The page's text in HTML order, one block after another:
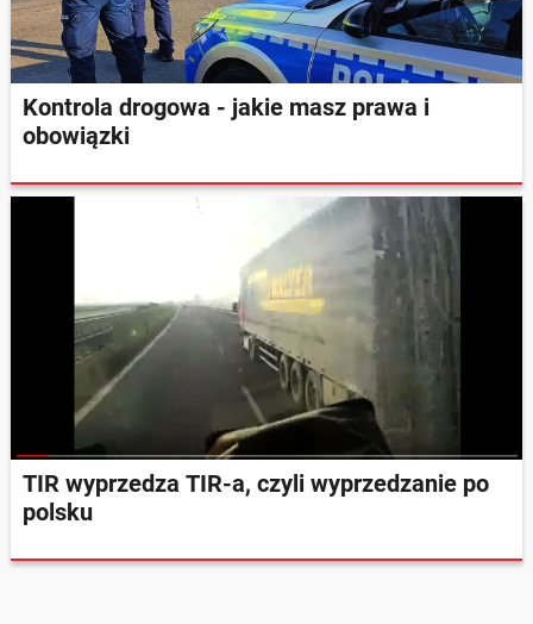
Kontrola drogowa - jakie masz prawa i
obowiązki
TIR wyprzedza TIR-a, czyli wyprzedzanie po
polsku